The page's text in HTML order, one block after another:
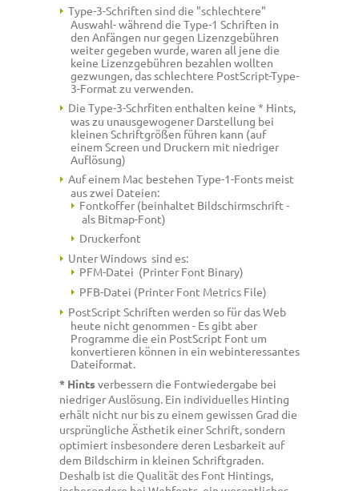
Type-3-Schriften sind die "schlechtere"
Auswahl- während die Type-1 Schriften in
den Anfängen nur gegen Lizenzgebühren
weiter gegeben wurde, waren all jene die
keine Lizenzgebühren bezahlen wollten
gezwungen, das schlechtere PostScript-Type-
3-Format zu verwenden.
Die Type-3-Schrfiten enthalten keine * Hints,
was zu unausgewogener Darstellung bei
kleinen Schriftgrößen führen kann (auf
einem Screen und Druckern mit niedriger
Auflösung)
Auf einem Mac bestehen Type-1-Fonts meist
aus zwei Dateien:
Fontkoffer (beinhaltet Bildschirmschrift -
als Bitmap-Font)
Druckerfont
Unter Windows sind es:
PFM-Datei (Printer Font Binary)
PFB-Datei (Printer Font Metrics File)
PostScript Schriften werden so für das Web
heute nicht genommen - Es gibt aber
Programme die ein PostScript Font um
konvertieren können in ein webinteressantes
Dateiformat.
* Hintsverbessern die Fontwiedergabe bei
niedriger Auslösung. Ein individuelles Hinting
erhält nicht nur bis zu einem gewissen Grad die
ursprüngliche Ästhetik einer Schrift, sondern
optimiert insbesondere deren Lesbarkeit auf
dem Bildschirm in kleinen Schriftgraden.
Deshalb ist die Qualität des Font Hintings,